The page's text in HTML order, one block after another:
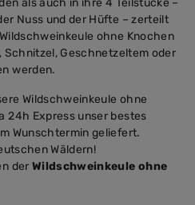
als auch in ihre 4 Teilstücke –
Nuss und der Hüfte – zerteilt
ohne Knochen
Schnitzel, Geschnetzeltem oder
werden.
Wildschweinkeule ohne
24h Express unser bestes
Wunschtermin geliefert.
Wäldern!
der Wildschweinkeule ohne